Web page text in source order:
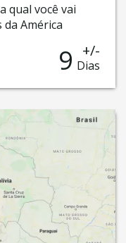
qual você vai
América
a Bolívia
por ser a capital
distante dali o
Ilha do Sol.
da Bolívia e se
de
à cidade
que se destaca
o surpreendente
9 +/-
Dias